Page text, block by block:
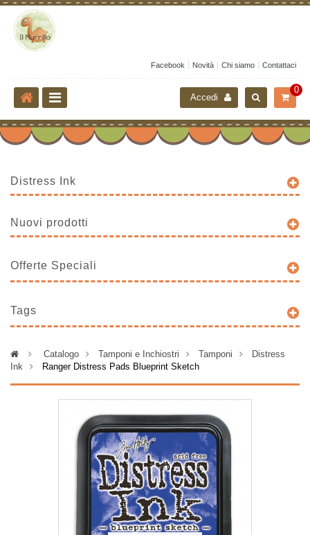
Facebook Novità Chi siamo Contattaci
0
Accedi
Distress Ink
Nuovi prodotti
Offerte Speciali
Tags
> Catalogo > Tamponi e Inchiostri > Tamponi >
Distress
Ink
> Ranger Distress Pads Blueprint Sketch